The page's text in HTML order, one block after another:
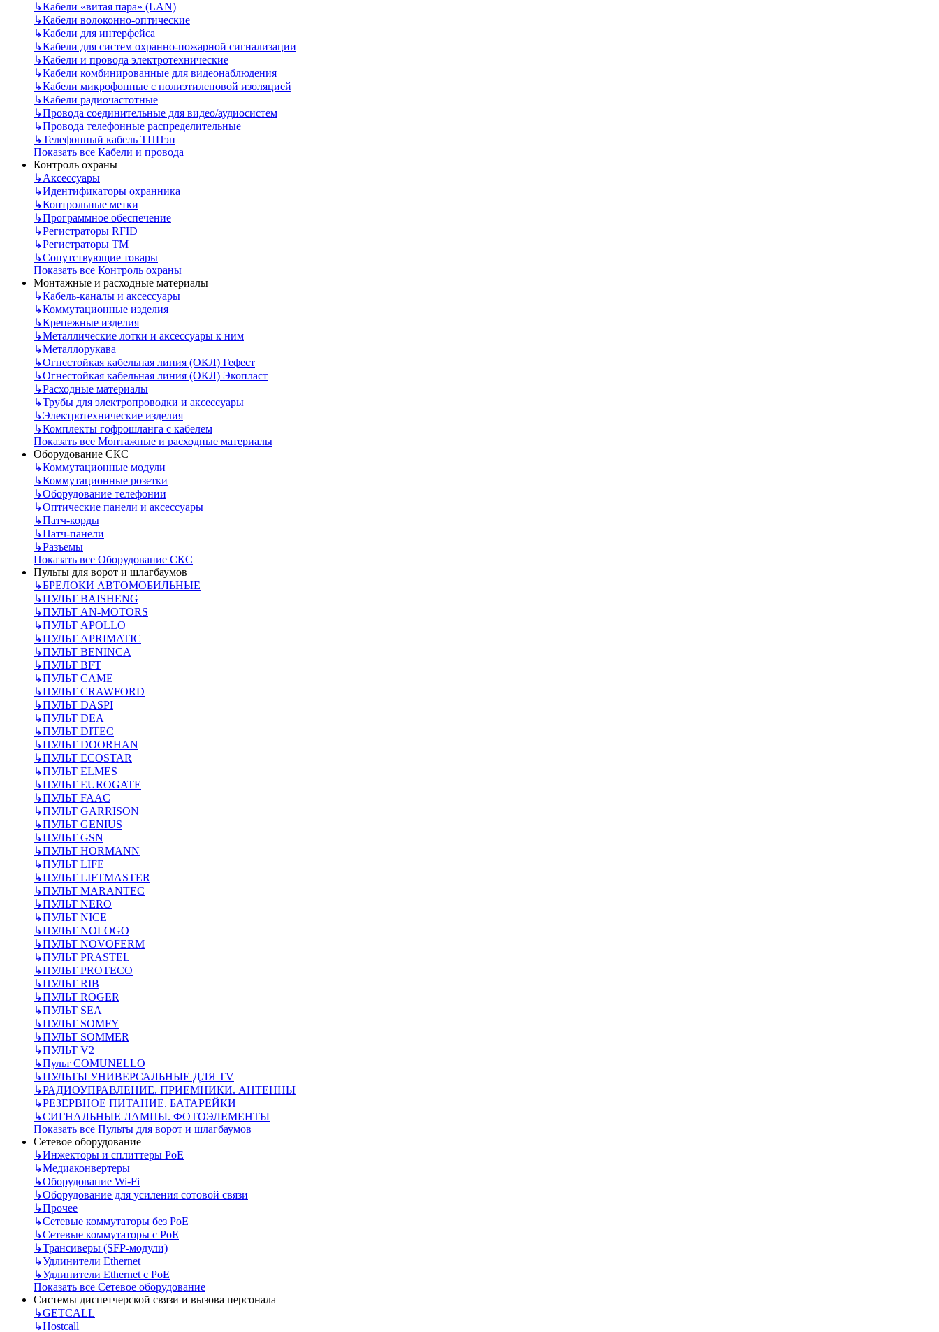
↳Кабели «витая пара» (LAN)
↳Кабели волоконно-оптические
↳Кабели для интерфейса
↳Кабели для систем охранно-пожарной сигнализации
↳Кабели и провода электротехнические
↳Кабели комбинированные для видеонаблюдения
↳Кабели микрофонные с полиэтиленовой изоляцией
↳Кабели радиочастотные
↳Провода соединительные для видео/аудиосистем
↳Провода телефонные распределительные
↳Телефонный кабель ТППэп
Показать все Кабели и провода
Контроль охраны
↳Аксессуары
↳Идентификаторы охранника
↳Контрольные метки
↳Программное обеспечение
↳Регистраторы RFID
↳Регистраторы ТМ
↳Сопутствующие товары
Показать все Контроль охраны
Монтажные и расходные материалы
↳Кабель-каналы и аксессуары
↳Коммутационные изделия
↳Крепежные изделия
↳Металлические лотки и аксессуары к ним
↳Металлорукава
↳Огнестойкая кабельная линия (ОКЛ) Гефест
↳Огнестойкая кабельная линия (ОКЛ) Экопласт
↳Расходные материалы
↳Трубы для электропроводки и аксессуары
↳Электротехнические изделия
↳Комплекты гофрошланга с кабелем
Показать все Монтажные и расходные материалы
Оборудование СКС
↳Коммутационные модули
↳Коммутационные розетки
↳Оборудование телефонии
↳Оптические панели и аксессуары
↳Патч-корды
↳Патч-панели
↳Разъемы
Показать все Оборудование СКС
Пульты для ворот и шлагбаумов
↳БРЕЛОКИ АВТОМОБИЛЬНЫЕ
↳ПУЛЬТ BAISHENG
↳ПУЛЬТ AN-MOTORS
↳ПУЛЬТ APOLLO
↳ПУЛЬТ APRIMATIC
↳ПУЛЬТ BENINCA
↳ПУЛЬТ BFT
↳ПУЛЬТ CAME
↳ПУЛЬТ CRAWFORD
↳ПУЛЬТ DASPI
↳ПУЛЬТ DEA
↳ПУЛЬТ DITEC
↳ПУЛЬТ DOORHAN
↳ПУЛЬТ ECOSTAR
↳ПУЛЬТ ELMES
↳ПУЛЬТ EUROGATE
↳ПУЛЬТ FAAC
↳ПУЛЬТ GARRISON
↳ПУЛЬТ GENIUS
↳ПУЛЬТ GSN
↳ПУЛЬТ HORMANN
↳ПУЛЬТ LIFE
↳ПУЛЬТ LIFTMASTER
↳ПУЛЬТ MARANTEC
↳ПУЛЬТ NERO
↳ПУЛЬТ NICE
↳ПУЛЬТ NOLOGO
↳ПУЛЬТ NOVOFERM
↳ПУЛЬТ PRASTEL
↳ПУЛЬТ PROTECO
↳ПУЛЬТ RIB
↳ПУЛЬТ ROGER
↳ПУЛЬТ SEA
↳ПУЛЬТ SOMFY
↳ПУЛЬТ SOMMER
↳ПУЛЬТ V2
↳Пульт СOMUNELLO
↳ПУЛЬТЫ УНИВЕРСАЛЬНЫЕ ДЛЯ TV
↳РАДИОУПРАВЛЕНИЕ. ПРИЕМНИКИ. АНТЕННЫ
↳РЕЗЕРВНОЕ ПИТАНИЕ. БАТАРЕЙКИ
↳СИГНАЛЬНЫЕ ЛАМПЫ. ФОТОЭЛЕМЕНТЫ
Показать все Пульты для ворот и шлагбаумов
Сетевое оборудование
↳Инжекторы и сплиттеры РоЕ
↳Медиаконвертеры
↳Оборудование Wi-Fi
↳Оборудование для усиления сотовой связи
↳Прочее
↳Сетевые коммутаторы без РоЕ
↳Сетевые коммутаторы с РоЕ
↳Трансиверы (SFP-модули)
↳Удлинители Ethernet
↳Удлинители Ethernet с PoE
Показать все Сетевое оборудование
Системы диспетчерской связи и вызова персонала
↳GETCALL
↳Hostcall